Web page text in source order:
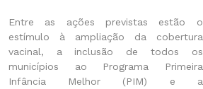
Entre as ações previstas estão o
estímulo à ampliação da cobertura
vacinal, a inclusão de todos os
municípios ao Programa Primeira
Infância Melhor (PIM) e a